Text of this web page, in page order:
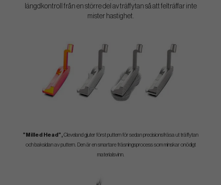
längdkontroll från en större del av träffytan så att felträffar inte
mister hastighet.
”Milled Head”, Cleveland gjuter först puttern för sedan precisionsfräsa ut träffytan
och baksidan av puttern. Den är en smartare fräsningsprocess som minskar onödigt
materialsvinn.